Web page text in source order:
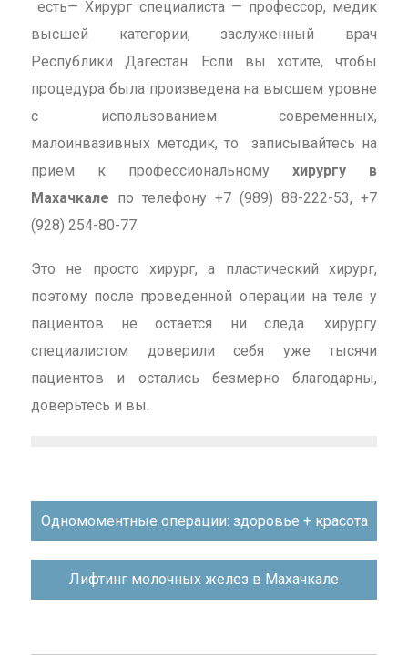
есть— Хирург специалиста — профессор, медик
высшей категории, заслуженный врач
Республики Дагестан. Если вы хотите, чтобы
процедура была произведена на высшем уровне
с использованием современных,
малоинвазивных методик, то записывайтесь на
прием к профессиональному хирургу в
Махачкале по телефону +7 (989) 88-222-53, +7
(928) 254-80-77.
Это не просто хирург, а пластический хирург,
поэтому после проведенной операции на теле у
пациентов не остается ни следа. хирургу
специалистом доверили себя уже тысячи
пациентов и остались безмерно благодарны,
доверьтесь и вы.
Навигация
Одномоментные операции: здоровье + красота
Лифтинг молочных желез в Махачкале